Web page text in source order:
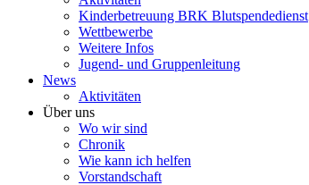
Kinderbetreuung BRK Blutspendedienst
Wettbewerbe
Weitere Infos
Jugend- und Gruppenleitung
News
Aktivitäten
Über uns
Wo wir sind
Chronik
Wie kann ich helfen
Vorstandschaft